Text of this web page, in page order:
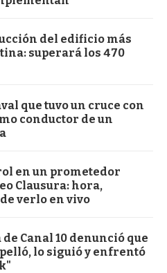
del edificio más
superará los 470
que tuvo un cruce con
conductor de un
en un prometedor
Clausura: hora,
verlo en vivo
Canal 10 denunció que
lo siguió y enfrentó